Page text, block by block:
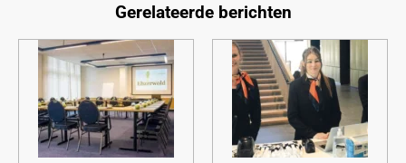
Gerelateerde berichten